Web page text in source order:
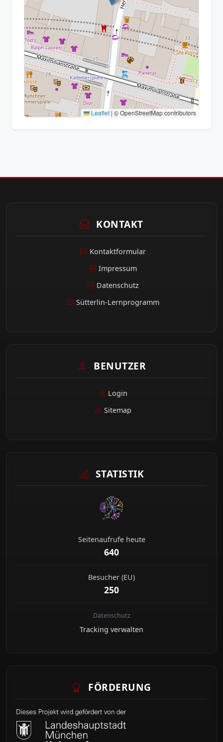
Leaflet | © OpenStreetMap contributors
KONTAKT
Kontaktformular
Impressum
Datenschutz
Sütterlin-Lernprogramm
BENUTZER
Login
Sitemap
STATISTIK
Seitenaufrufe heute
640
Besucher (EU)
250
Datenschutz
Tracking verwalten
FÖRDERUNG